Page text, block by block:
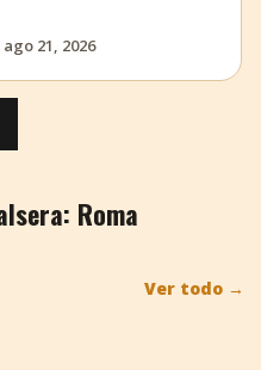
21, 2026
Roma
Ver todo →